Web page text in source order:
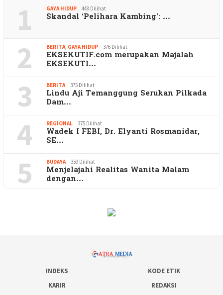
1 GAYA HIDUP 448 Dilihat
Skandal ‘Pelihara Kambing’: …
2 BERITA, GAYA HIDUP 376 Dilihat
EKSEKUTIF.com merupakan Majalah
EKSEKUTI…
3 BERITA 375 Dilihat
Lindu Aji Temanggung Serukan Pilkada
Dam…
4 REGIONAL 375 Dilihat
Wadek I FEBI, Dr. Elyanti Rosmanidar,
SE…
5 BUDAYA 359 Dilihat
Menjelajahi Realitas Wanita Malam
dengan…
INDEKS
KODE ETIK
KARIR
REDAKSI